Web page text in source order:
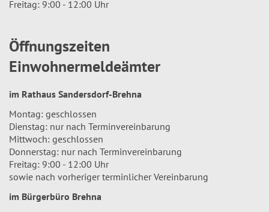
Freitag: 9:00 - 12:00 Uhr
Öffnungszeiten
Einwohnermeldeämter
im Rathaus Sandersdorf-Brehna
Montag: geschlossen
Dienstag: nur nach Terminvereinbarung
Mittwoch: geschlossen
Donnerstag: nur nach Terminvereinbarung
Freitag: 9:00 - 12:00 Uhr
sowie nach vorheriger terminlicher Vereinbarung
im Bürgerbüro Brehna